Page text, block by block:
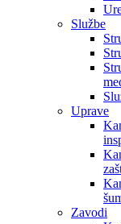
Službe
Uprave
Zavodi